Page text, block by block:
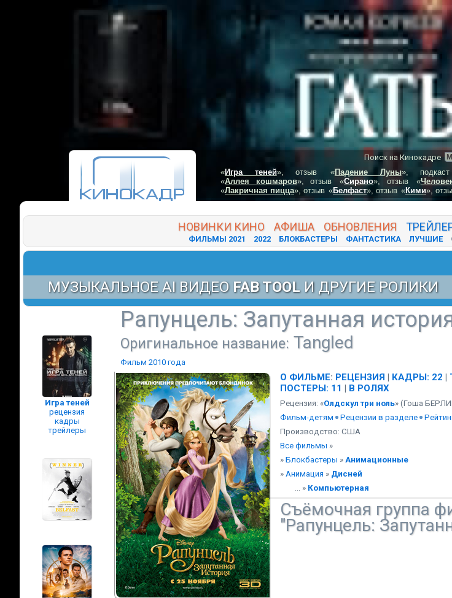
Поиск на Кинокадре
«Игра теней», отзыв «Падение Луны», подкаст
«Аллея кошмаров», отзыв «Сирано», отзыв «
«Лакричная пицца», отзыв «Белфаст», отзыв «Кими»,
НОВИНКИ КИНО АФИША ОБНОВЛЕНИЯ
ФИЛЬМЫ 2021 2022 БЛОКБАСТЕРЫ ФАНТАСТИКА ЛУЧШИЕ
МУЗЫКАЛЬНОЕ AI ВИДЕО FAB TOOL И ДРУГИЕ РОЛИКИ
Рапунцель: Запутанная
Оригинальное название: Tangled
Фильм 2010 года
О ФИЛЬМЕ: РЕЦЕНЗИЯ | КАДРЫ: 22 |
ПОСТЕРЫ: 11 | В РОЛЯХ
Рецензия: «Олдскул три ноль» (Гоша
Фильм-детям
Рецензии в разделе
Производство: США
Все фильмы »
» Блокбастеры » Анимационные
» Анимация » Дисней
... » Компьютерная
Съёмочная группа
"Рапунцель:
Игра теней
рецензия
кадры
трейлеры